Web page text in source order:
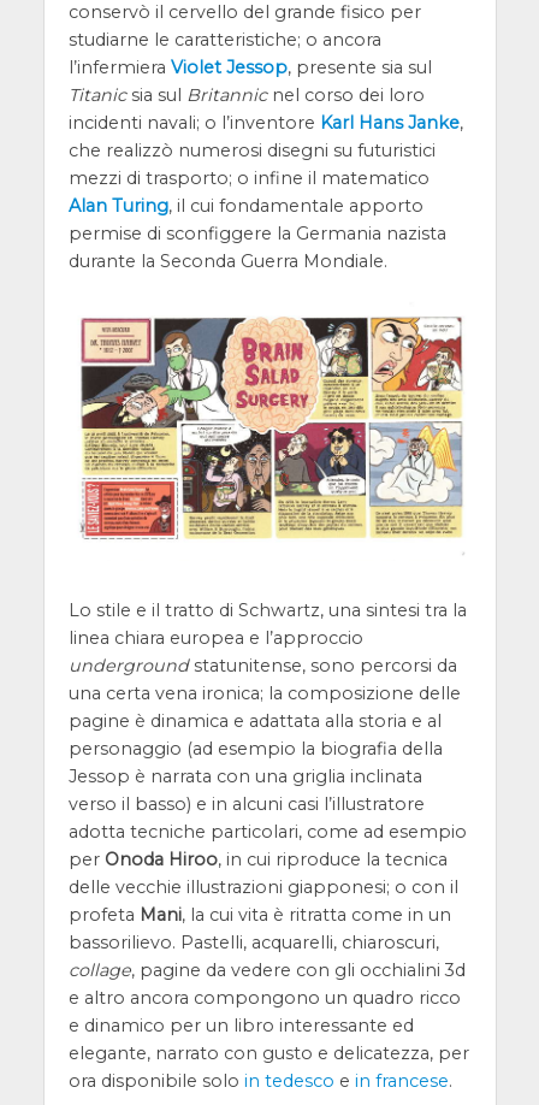
conservò il cervello del grande fisico per
studiarne le caratteristiche; o ancora
l’infermiera Violet Jessop, presente sia sul
Titanicsia sul Britannicnel corso dei loro
incidenti navali; o l’inventore Karl Hans Janke,
che realizzò numerosi disegni su futuristici
mezzi di trasporto; o infine il matematico
Alan Turing, il cui fondamentale apporto
permise di sconfiggere la Germania nazista
durante la Seconda Guerra Mondiale.
Lo stile e il tratto di Schwartz, una sintesi tra la
linea chiara europea e l’approccio
undergroundstatunitense, sono percorsi da
una certa vena ironica; la composizione delle
pagine è dinamica e adattata alla storia e al
personaggio (ad esempio la biografia della
Jessop è narrata con una griglia inclinata
verso il basso) e in alcuni casi l’illustratore
adotta tecniche particolari, come ad esempio
per Onoda Hiroo, in cui riproduce la tecnica
delle vecchie illustrazioni giapponesi; o con il
profeta Mani, la cui vita è ritratta come in un
bassorilievo. Pastelli, acquarelli, chiaroscuri,
collage, pagine da vedere con gli occhialini 3d
e altro ancora compongono un quadro ricco
e dinamico per un libro interessante ed
elegante, narrato con gusto e delicatezza, per
ora disponibile solo in tedesco e in francese.